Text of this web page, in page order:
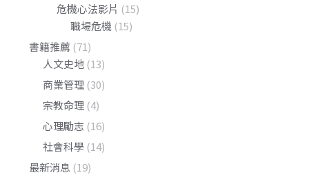
危機心法影片 (15)
職場危機 (15)
書籍推薦 (71)
人文史地 (13)
商業管理 (30)
宗教命理 (4)
心理勵志 (16)
社會科學 (14)
最新消息 (19)